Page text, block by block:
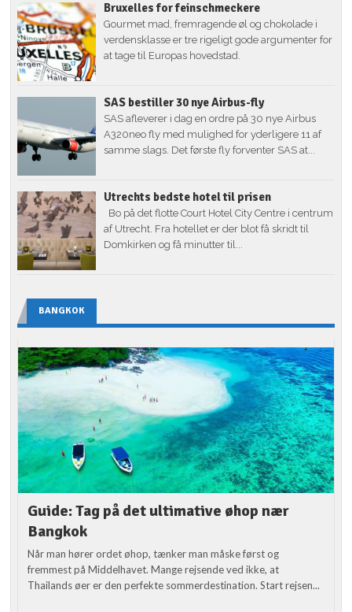
Bruxelles for feinschmeckere
Gourmet mad, fremragende øl og chokolade i
verdensklasse er tre rigeligt gode argumenter for
at tage til Europas hovedstad.
SAS bestiller 30 nye Airbus-fly
SAS afleverer i dag en ordre på 30 nye Airbus
A320neo fly med mulighed for yderligere 11 af
samme slags. Det første fly forventer SAS at...
Utrechts bedste hotel til prisen
Bo på det flotte Court Hotel City Centre i centrum
af Utrecht. Fra hotellet er der blot få skridt til
Domkirken og få minutter til...
BANGKOK
Guide: Tag på det ultimative øhop nær
Bangkok
Når man hører ordet øhop, tænker man måske først og
fremmest på Middelhavet. Mange rejsende ved ikke, at
Thailands øer er den perfekte sommerdestination. Start rejsen...